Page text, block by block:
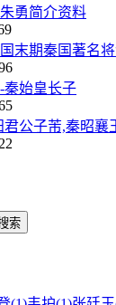
勇简介资料
末期秦国著名
秦始皇长子
君公子芾,秦昭襄